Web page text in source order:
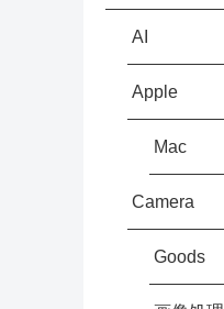
AI
Apple
Mac
Camera
Goods